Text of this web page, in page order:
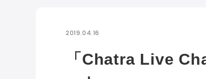
2019.04.16
「Chatra Live